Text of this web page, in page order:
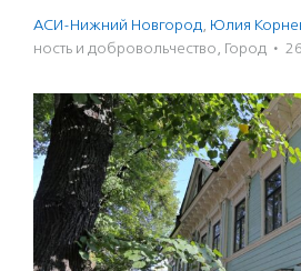
АСИ-Нижний Новгород, Юлия
ность и доброволь­чест­во, Город ·